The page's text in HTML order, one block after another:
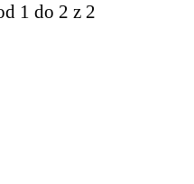
1 do 2 z 2